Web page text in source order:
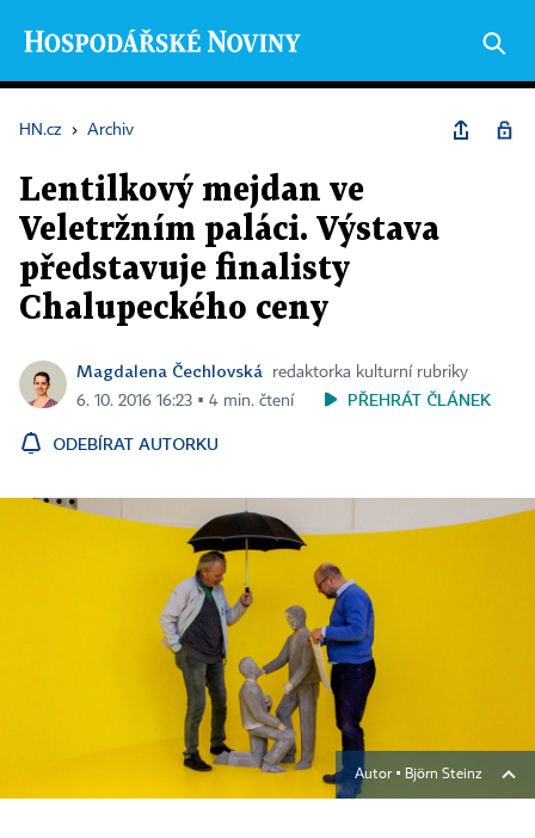
HN.cz › Archiv
Lentilkový mejdan ve
Veletržním paláci. Výstava
představuje finalisty
Chalupeckého ceny
Magdalena Čechlovská
redaktorka kulturní rubriky
6. 10. 2016 16:23 ▪ 4 min. čtení
PŘEHRÁT ČLÁNEK
ODEBÍRAT AUTORKU
Autor ▪ Björn Steinz